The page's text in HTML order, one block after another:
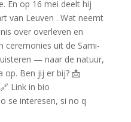
se interesen, si no q